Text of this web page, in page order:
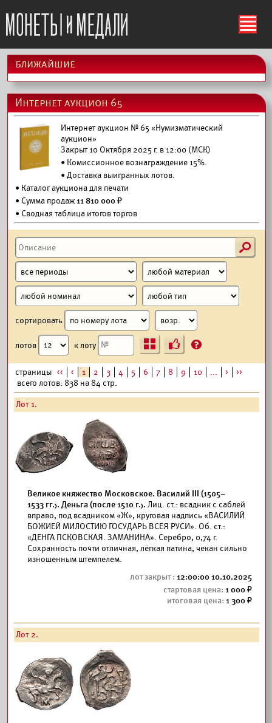
ś
ближайшие
Интернет аукцион 65
Интернет аукцион № 65 «Нумизматический
аукцион»
Закрыт 10 Октября 2025 г. в 12:00 (МСК)
• Комиссионное вознаграждение 15%.
•Доставка выигранных лотов.
• Каталог аукциона для печати
• Сумма продаж11 810 000 ₽
• Сводная таблица итогов торгов
s
сортировать
лотов к лоту Ъ ?
страницы << < 1 2 3 4 5 6 7 8 9 10 ... >
>>
всего лотов: 838 на 84 стр.
Лот 1.
Великое княжество Московское. Василий III (1505–
1533 гг.). Деньга (после 1510 г.). Лиц. ст.: всадник с саблей
вправо, под всадником «Ж», круговая надпись «ВАСИЛИЙ
БОЖИЕЙ МИЛОСТИЮ ГОСУДАРЬ ВСЕЯ РУСИ». Об. ст.:
«ДЕНГА ПСКОВСКАЯ. ЗАМАНИНА». Серебро, 0,74 г.
Сохранность почти отличная, лёгкая патина, чекан сильно
изношенным штемпелем.
12:00:00 10.10.2025
1 000
1 300
Лот 2.